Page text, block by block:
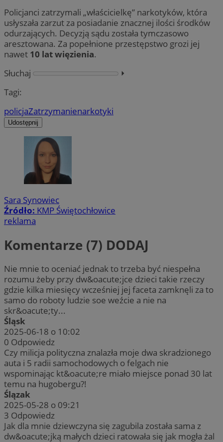
Policjanci zatrzymali „właścicielkę” narkotyków, która
usłyszała zarzut za posiadanie znacznej ilości środków
odurzających. Decyzją sądu została tymczasowo
aresztowana. Za popełnione przestępstwo grozi jej
nawet 10 lat więzienia.
Słuchaj
⏵︎
Tagi:
policjaZatrzymanienarkotyki
Udostępnij
Sara Synowiec
Źródło: KMP Świętochłowice
reklama
Komentarze (7) DODAJ
Nie mnie to oceniać jednak to trzeba być niespełna
rozumu żeby przy dw&oacute;jce dzieci takie rzeczy
gdzie kilka miesięcy wcześniej jej faceta zamknęli za to
samo do roboty ludzie soe weźcie a nie na
skr&oacute;ty...
Śląsk
2025-06-18 o 10:02
0 Odpowiedz
Czy milicja polityczna znalazła moje dwa skradzionego
auta i 5 radii samochodowych o felgach nie
wspominając kt&oacute;re miało miejsce ponad 30 lat
temu na hugobergu?!
Ślązak
2025-05-28 o 09:21
3 Odpowiedz
Jak dla mnie dziewczyna się zagubila została sama z
dw&oacute;jką małych dzieci ratowała się jak mogła żal